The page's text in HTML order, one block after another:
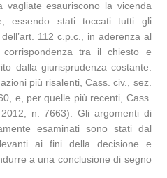
vagliate esauriscono la vicenda
essendo stati toccati tutti gli
112 c.p.c., in aderenza al
corrispondenza tra il chiesto e
dalla giurisprudenza costante:
più risalenti, Cass. civ., sez.
e, per quelle più recenti, Cass.
n. 7663). Gli argomenti di
esaminati sono stati dal
ai fini della decisione e
a una conclusione di segno